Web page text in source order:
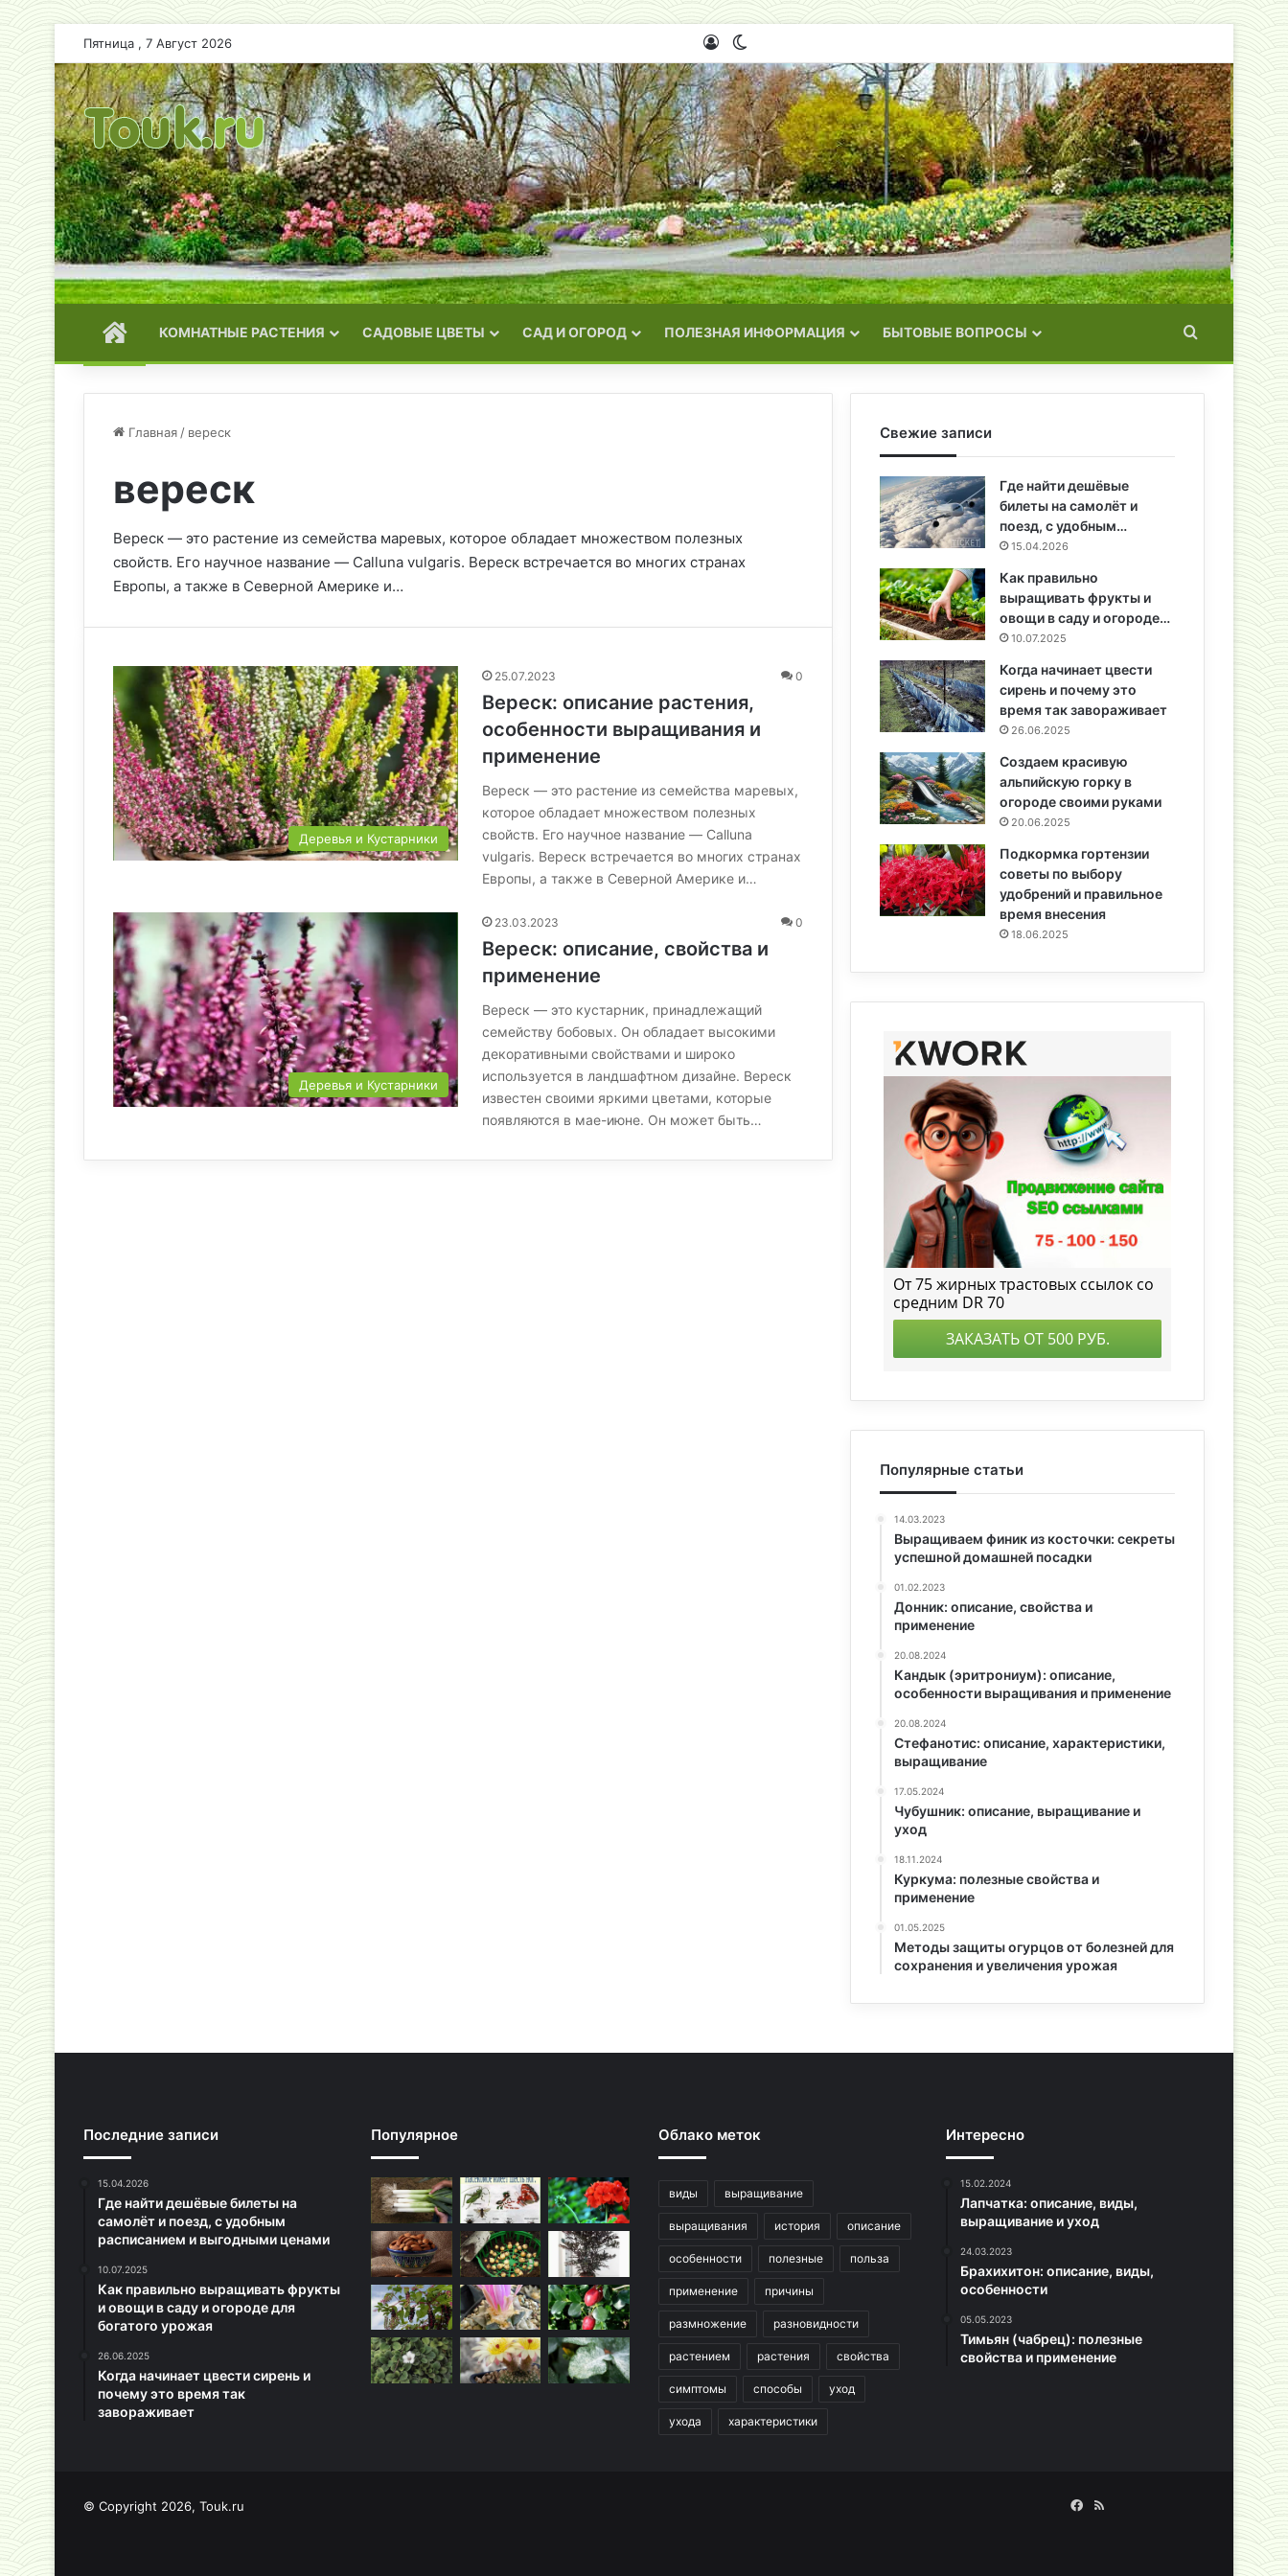
Пятница , 7 Август 2026 Войти
ГЛАВНАЯКОМНАТНЫЕ РАСТЕНИЯ САДОВЫЕ ЦВЕТЫ САД И ОГОРОД ПОЛЕЗНАЯ ИНФОРМАЦИЯ БЫТОВЫЕ ВОПРОСЫ Искать
Главная / вереск
вереск
Вереск — это растение из семейства маревых, которое обладает множеством полезных
свойств. Его научное название — Calluna vulgaris. Вереск встречается во многих странах
Европы, а также в Северной Америке и…
Деревья и Кустарники
25.07.2023 0
Вереск: описание растения,
особенности выращивания и
применение
Вереск — это растение из семейства маревых,
которое обладает множеством полезных
свойств. Его научное название — Calluna
vulgaris. Вереск встречается во многих странах
Европы, а также в Северной Америке и…
Деревья и Кустарники
23.03.2023 0
Вереск: описание, свойства и
применение
Вереск — это кустарник, принадлежащий
семейству бобовых. Он обладает высокими
декоративными свойствами и широко
используется в ландшафтном дизайне. Вереск
известен своими яркими цветами, которые
появляются в мае-июне. Он может быть…
Свежие записи
Где найти дешёвые
билеты на самолёт и
поезд, с удобным…
15.04.2026
Как правильно
выращивать фрукты и
овощи в саду и огороде…
10.07.2025
Когда начинает цвести
сирень и почему это
время так завораживает
26.06.2025
Создаем красивую
альпийскую горку в
огороде своими руками
20.06.2025
Подкормка гортензии
советы по выбору
удобрений и правильное
время внесения
18.06.2025
Популярные статьи
14.03.2023
Выращиваем финик из косточки: секреты
успешной домашней посадки
01.02.2023
Донник: описание, свойства и
применение
20.08.2024
Кандык (эритрониум): описание,
особенности выращивания и применение
20.08.2024
Стефанотис: описание, характеристики,
выращивание
17.05.2024
Чубушник: описание, выращивание и
уход
18.11.2024
Куркума: полезные свойства и
применение
01.05.2025
Методы защиты огурцов от болезней для
сохранения и увеличения урожая
Последние записи
15.04.2026
Где найти дешёвые билеты на
самолёт и поезд, с удобным
расписанием и выгодными ценами
10.07.2025
Как правильно выращивать фрукты
и овощи в саду и огороде для
богатого урожая
26.06.2025
Когда начинает цвести сирень и
почему это время так
завораживает
Популярное Облако меток
виды выращивание
выращивания история описание
особенности полезные польза
применение причины
размножение разновидности
растением растения свойства
симптомы способы уход
ухода характеристики
Интересно
15.02.2024
Лапчатка: описание, виды,
выращивание и уход
24.03.2023
Брахихитон: описание, виды,
особенности
05.05.2023
Тимьян (чабрец): полезные
свойства и применение
© Copyright 2026, Touk.ru Facebook